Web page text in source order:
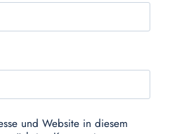
und Website in diesem